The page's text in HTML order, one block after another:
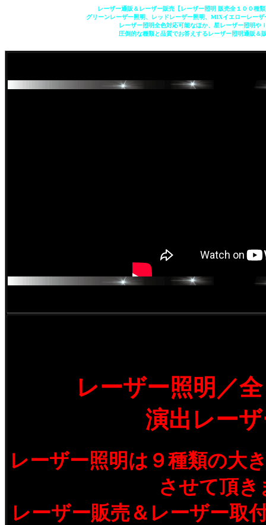
レーザー通販＆レーザー販売【レーザー照明 販売全１００種
グリーンレーザー照明、レッドレーザー照明、MIXイエローレー
レーザー照明全色対応可能なほか、星レーザー照明や
圧倒的な種類と品質でお答えするレーザー照明通販
レーザー照明／
演出レー
レーザー照明は９種類の大
させて頂き
レーザー販売＆レーザー取